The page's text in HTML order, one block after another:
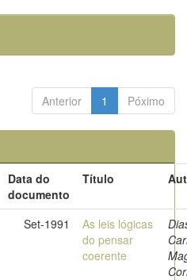
Anterior 1 Póximo
Data do
documento
Título
Set-1991
As leis lógicas
do pensar
coerente